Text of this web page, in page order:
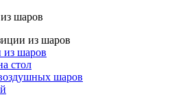
шаров
из шаров
из шаров
стол
шаров